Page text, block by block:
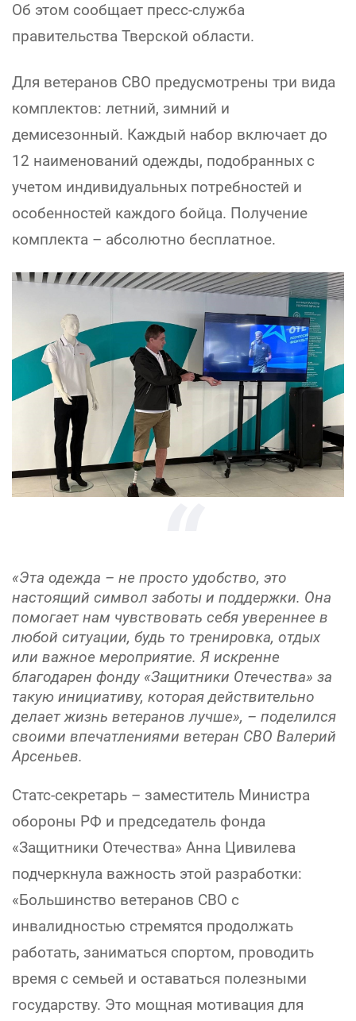
Об этом сообщает пресс-служба
правительства Тверской области.
Для ветеранов СВО предусмотрены три вида
комплектов: летний, зимний и
демисезонный. Каждый набор включает до
12 наименований одежды, подобранных с
учетом индивидуальных потребностей и
особенностей каждого бойца. Получение
комплекта – абсолютно бесплатное.
«Эта одежда – не просто удобство, это
настоящий символ заботы и поддержки. Она
помогает нам чувствовать себя увереннее в
любой ситуации, будь то тренировка, отдых
или важное мероприятие. Я искренне
благодарен фонду «Защитники Отечества» за
такую инициативу, которая действительно
делает жизнь ветеранов лучше», – поделился
своими впечатлениями ветеран СВО Валерий
Арсеньев.
Статс-секретарь – заместитель Министра
обороны РФ и председатель фонда
«Защитники Отечества» Анна Цивилева
подчеркнула важность этой разработки:
«Большинство ветеранов СВО с
инвалидностью стремятся продолжать
работать, заниматься спортом, проводить
время с семьей и оставаться полезными
государству. Это мощная мотивация для